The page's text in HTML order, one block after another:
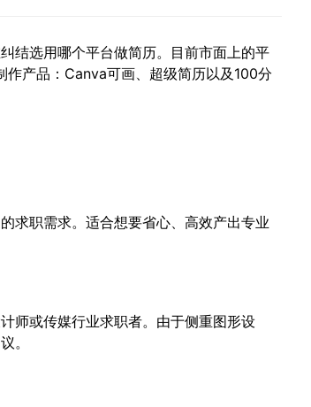
结选用哪个平台做简历。目前市面上的平
产品：Canva可画、超级简历以及100分
求职需求。适合想要省心、高效产出专业
师或传媒行业求职者。由于侧重图形设
。